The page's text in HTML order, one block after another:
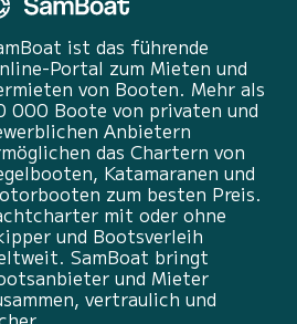
ist das führende
Portal zum Mieten und
von Booten. Mehr als
000 Boote von privaten und
Anbietern
das Chartern von
Katamaranen und
zum besten Preis.
mit oder ohne
und Bootsverleih
SamBoat bringt
und Mieter
vertraulich und